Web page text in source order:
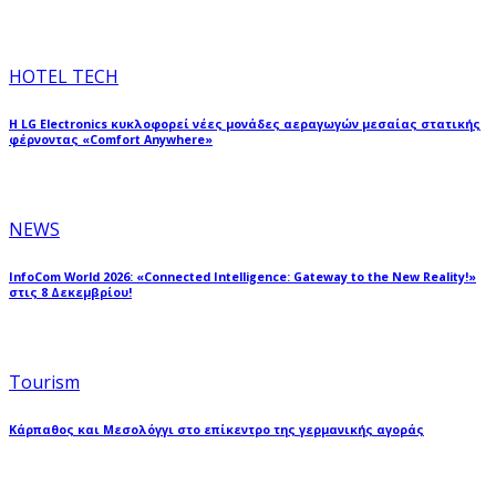
HOTEL TECH
Η LG Electronics κυκλοφορεί νέες μονάδες αεραγωγών μεσαίας στατικής
φέρνοντας «Comfort Anywhere»
NEWS
InfoCom World 2026: «Connected Intelligence: Gateway to the New Reality!»
στις 8 Δεκεμβρίου!
Tourism
Κάρπαθος και Μεσολόγγι στο επίκεντρο της γερμανικής αγοράς